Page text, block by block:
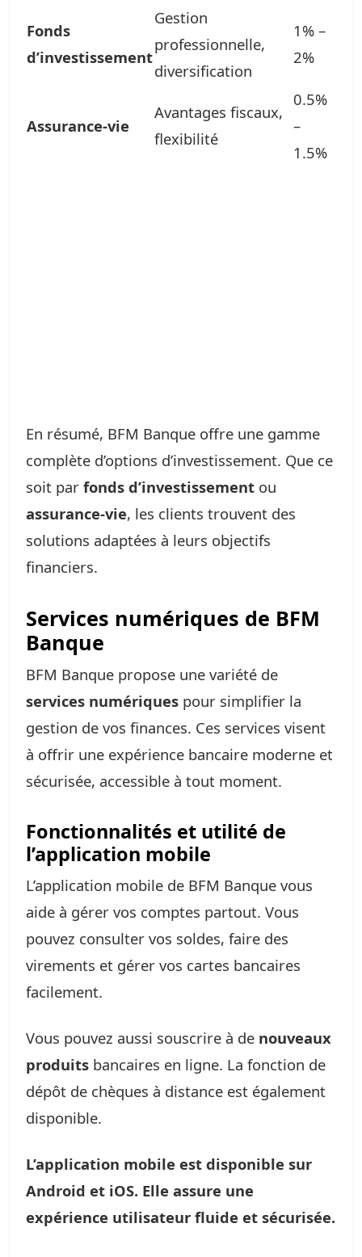
Fonds
d’investissement
Gestion
professionnelle,
diversification
1% –
2%
Assurance-vie
Avantages fiscaux,
flexibilité
0.5%
–
1.5%
En résumé, BFM Banque offre une gamme
complète d’options d’investissement. Que ce
soit par fonds d’investissement ou
assurance-vie, les clients trouvent des
solutions adaptées à leurs objectifs
financiers.
Services numériques de BFM
Banque
BFM Banque propose une variété de
services numériques pour simplifier la
gestion de vos finances. Ces services visent
à offrir une expérience bancaire moderne et
sécurisée, accessible à tout moment.
Fonctionnalités et utilité de
l’application mobile
L’application mobile de BFM Banque vous
aide à gérer vos comptes partout. Vous
pouvez consulter vos soldes, faire des
virements et gérer vos cartes bancaires
facilement.
Vous pouvez aussi souscrire à de nouveaux
produits bancaires en ligne. La fonction de
dépôt de chèques à distance est également
disponible.
L’application mobile est disponible sur
Android et iOS. Elle assure une
expérience utilisateur fluide et sécurisée.